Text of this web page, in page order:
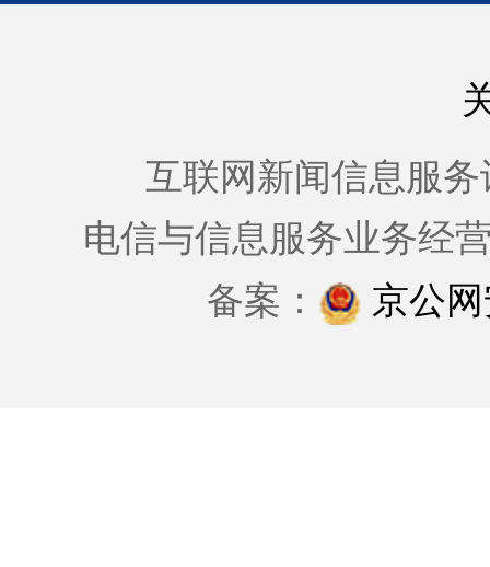
互联网新闻信息服务
电信与信息服务业务经
备案：
京公网